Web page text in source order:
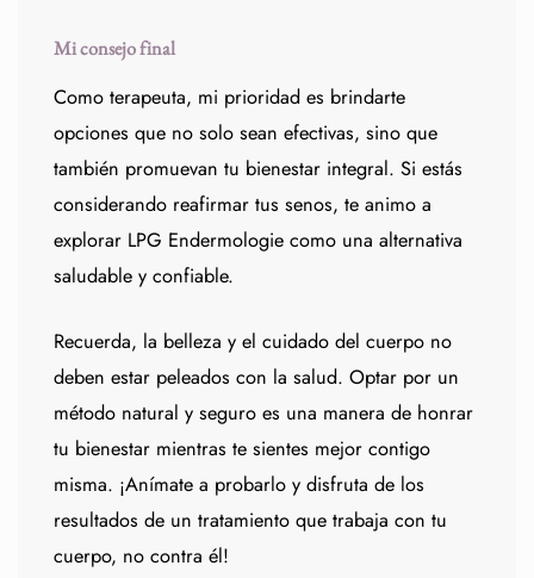
Mi consejo final
Como terapeuta, mi prioridad es brindarte
opciones que no solo sean efectivas, sino que
también promuevan tu bienestar integral. Si estás
considerando reafirmar tus senos, te animo a
explorar LPG Endermologie como una alternativa
saludable y confiable.
Recuerda, la belleza y el cuidado del cuerpo no
deben estar peleados con la salud. Optar por un
método natural y seguro es una manera de honrar
tu bienestar mientras te sientes mejor contigo
misma. ¡Anímate a probarlo y disfruta de los
resultados de un tratamiento que trabaja con tu
cuerpo, no contra él!